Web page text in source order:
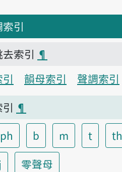
引
索引 ¶
韻母索引
聲調索引
¶
ph b m t th
零聲母